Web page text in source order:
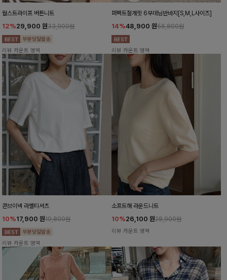
월스트라이프 버튼니트
12%29,900 원33,900원
리뷰 카운트 영역
퍼펙트절개핏 6부데님반바지[S,M,L사이즈]
14%48,900 원56,800원
리뷰 카운트 영역
콘브이넥 라벨티셔츠
10%17,900 원19,800원
리뷰 카운트 영역
소프트해 라운드니트
10%26,100 원28,900원
리뷰 카운트 영역